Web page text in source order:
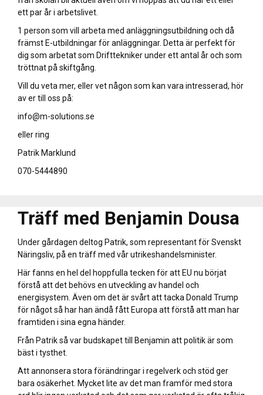
ett par år i arbetslivet.
1 person som vill arbeta med anläggningsutbildning och då
främst E-utbildningar för anläggningar. Detta är perfekt för
dig som arbetat som Drifttekniker under ett antal år och som
tröttnat på skiftgång.
Vill du veta mer, eller vet någon som kan vara intresserad, hör
av er till oss på:
info@m-solutions.se
eller ring
Patrik Marklund
070-5444890
Träff med Benjamin Dousa
Under gårdagen deltog Patrik, som representant för Svenskt
Näringsliv, på en träff med vår utrikeshandelsminister.
Här fanns en hel del hoppfulla tecken för att EU nu börjat
förstå att det behövs en utveckling av handel och
energisystem. Även om det är svårt att tacka Donald Trump
för något så har han ändå fått Europa att förstå att man har
framtiden i sina egna händer.
Från Patrik så var budskapet till Benjamin att politik är som
bäst i tysthet.
Att annonsera stora förändringar i regelverk och stöd ger
bara osäkerhet. Mycket lite av det man framför med stora